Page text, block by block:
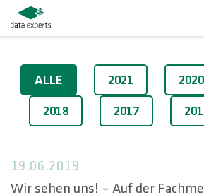
BRANCHEN
PRODUKTLÖSUNGEN
KARRIERE
2019
ALLE 2021 2020
2018 2017
19.06.2019
Wir sehen uns! – Auf der